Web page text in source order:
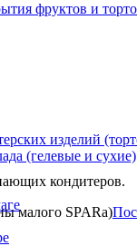
фруктов и
изделий
(гелевые и сухие)
кондитеров.
малого SPARa)